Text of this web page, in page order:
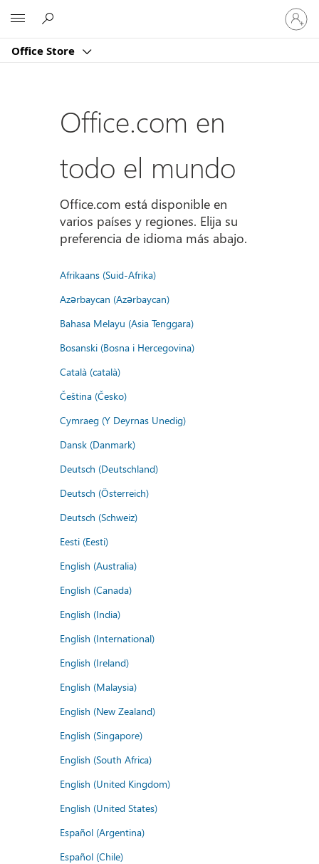
Office Store
Iniciar
sesión
en
cuenta
Office.com en
todo el mundo
Office.com está disponible en
varios países y regiones. Elija su
preferencia de idioma más abajo.
Afrikaans (Suid-Afrika)
Azərbaycan (Azərbaycan)
Bahasa Melayu (Asia Tenggara)
Bosanski (Bosna i Hercegovina)
Català (català)
Čeština (Česko)
Cymraeg (Y Deyrnas Unedig)
Dansk (Danmark)
Deutsch (Deutschland)
Deutsch (Österreich)
Deutsch (Schweiz)
Eesti (Eesti)
English (Australia)
English (Canada)
English (India)
English (International)
English (Ireland)
English (Malaysia)
English (New Zealand)
English (Singapore)
English (South Africa)
English (United Kingdom)
English (United States)
Español (Argentina)
Español (Chile)